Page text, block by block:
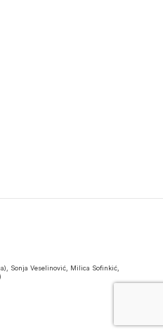
Sonja Veselinović, Milica Sofinkić,